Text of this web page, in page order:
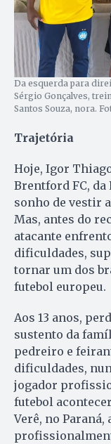
Da esquerda para
Sérgio Gonçalves,
Santos Souza, nora.
Trajetória
Hoje, Igor
Brentford FC, da
sonho de vestir
Mas, antes do
atacante
dificuldades,
tornar um dos
futebol europeu.
Aos 13 anos,
sustento da
pedreiro e
dificuldades,
jogador
futebol
Verê, no Paraná,